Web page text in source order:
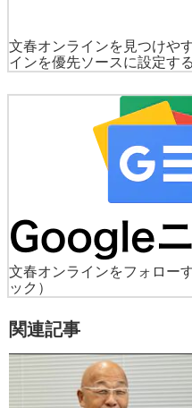
文春オンラインを見つけや
インを優先ソースに設定する
文春オンラインをフォロー
ック）
関連記事